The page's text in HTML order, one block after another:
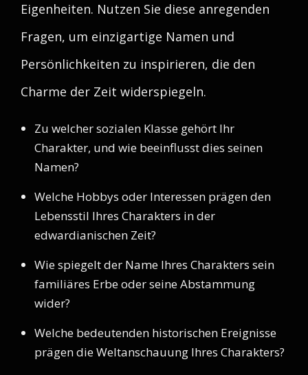
Eigenheiten. Nutzen Sie diese anregenden
Fragen, um einzigartige Namen und
Persönlichkeiten zu inspirieren, die den
Charme der Zeit widerspiegeln.
Zu welcher sozialen Klasse gehört Ihr
Charakter, und wie beeinflusst dies seinen
Namen?
Welche Hobbys oder Interessen prägen den
Lebensstil Ihres Charakters in der
edwardianischen Zeit?
Wie spiegelt der Name Ihres Charakters sein
familiäres Erbe oder seine Abstammung
wider?
Welche bedeutenden historischen Ereignisse
prägen die Weltanschauung Ihres Charakters?